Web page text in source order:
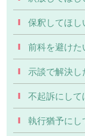
保釈してほし
前科を避けた
示談で解決し
不起訴にして
執行猶予にし